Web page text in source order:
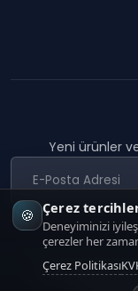
Yeni ürünler
COON
🍪 Çerez
Deneyiminizi
çerezler her
Çerez Politikası